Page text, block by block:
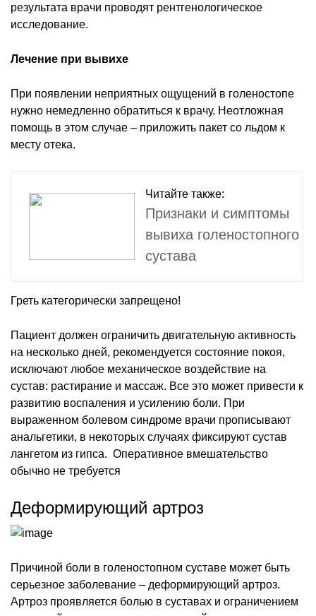
результата врачи проводят рентгенологическое
исследование.
Лечение при вывихе
При появлении неприятных ощущений в голеностопе
нужно немедленно обратиться к врачу. Неотложная
помощь в этом случае – приложить пакет со льдом к
месту отека.
Читайте также:
Признаки и симптомы
вывиха голеностопного
сустава
Греть категорически запрещено!
Пациент должен ограничить двигательную активность
на несколько дней, рекомендуется состояние покоя,
исключают любое механическое воздействие на
сустав: растирание и массаж. Все это может привести к
развитию воспаления и усилению боли. При
выраженном болевом синдроме врачи прописывают
анальгетики, в некоторых случаях фиксируют сустав
лангетом из гипса. Оперативное вмешательство
обычно не требуется
Деформирующий артроз
Причиной боли в голеностопном суставе может быть
серьезное заболевание – деформирующий артроз.
Артроз проявляется болью в суставах и ограничением